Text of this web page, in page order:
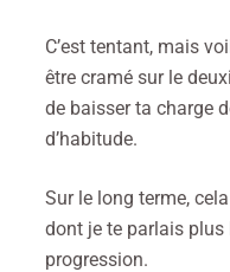
C’est tentant, mais
être cramé sur le
de baisser ta charge
d’habitude.
Sur le long terme,
dont je te parlais plus
progression.